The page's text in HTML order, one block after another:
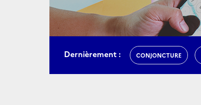
Dernièrement : CONJONCTURE